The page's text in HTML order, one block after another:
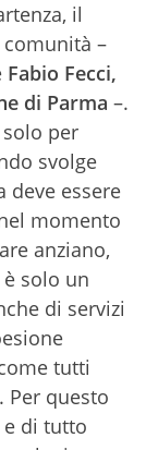
il
–
Fabio Fecci,
di Parma –.
per
svolge
deve essere
momento
anziano,
è solo un
di servizi
tutti
Per questo
di tutto